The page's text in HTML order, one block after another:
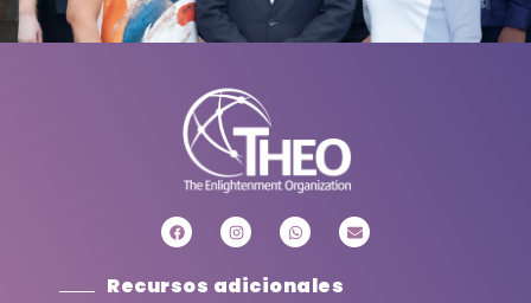
Recursos adicionales